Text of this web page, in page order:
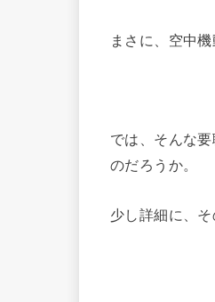
まさに、空中
では、そんな
のだろうか。
少し詳細に、そ